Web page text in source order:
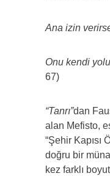
Ana izin
Onu kendi
67)
“Tanrı”dan
alan Mefisto,
“Şehir Kapısı
doğru bir
kez farklı